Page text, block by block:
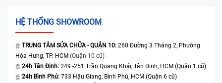
HỆ THỐNG SHOWROOM
TRUNG TÂM SỬA CHỮA - QUẬN 10: 260 Đường 3 Tháng 2, Phường
Hòa Hưng, TP. HCM (Quận 10 cũ)
24h Tân Định: 249 -251 Trần Quang Khải, Tân Định, HCM (Quận 1 cũ)
24h Bình Phú: 733 Hậu Giang, Bình Phú, HCM (Quận 6 cũ)